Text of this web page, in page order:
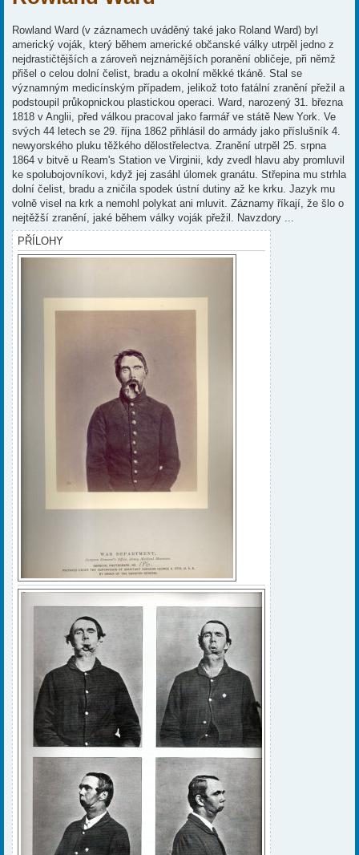
Rowland Ward (v záznamech uváděný také jako Roland Ward) byl
americký voják, který během americké občanské války utrpěl jedno z
nejdrastičtějších a zároveň nejznámějších poranění obličeje, při němž
přišel o celou dolní čelist, bradu a okolní měkké tkáně. Stal se
významným medicínským případem, jelikož toto fatální zranění přežil a
podstoupil průkopnickou plastickou operaci. Ward, narozený 31. března
1818 v Anglii, před válkou pracoval jako farmář ve státě New York. Ve
svých 44 letech se 29. října 1862 přihlásil do armády jako příslušník 4.
newyorského pluku těžkého dělostřelectva. Zranění utrpěl 25. srpna
1864 v bitvě u Ream's Station ve Virginii, kdy zvedl hlavu aby promluvil
ke spolubojovníkovi, když jej zasáhl úlomek granátu. Střepina mu strhla
dolní čelist, bradu a zničila spodek ústní dutiny až ke krku. Jazyk mu
volně visel na krk a nemohl polykat ani mluvit. Záznamy říkají, že šlo o
nejtěžší zranění, jaké během války voják přežil. Navzdory ...
PŘÍLOHY